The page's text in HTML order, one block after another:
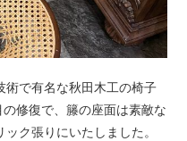
術で有名な秋田木工の椅子
修復で、籐の座面は素敵な
ック張りにいたしました。